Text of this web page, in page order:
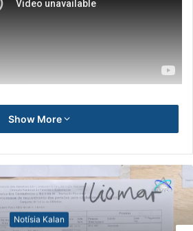
Show More
Notísia Kalan